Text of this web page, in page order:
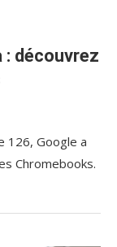
: découvrez
126, Google a
Chromebooks.